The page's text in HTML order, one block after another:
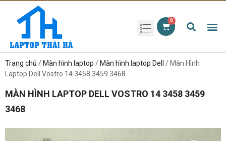
Trang chủ / Màn hình laptop / Màn hình laptop Dell
/ Màn Hình
Laptop Dell Vostro 14 3458 3459 3468
MÀN HÌNH LAPTOP DELL VOSTRO 14 3458 3459
3468